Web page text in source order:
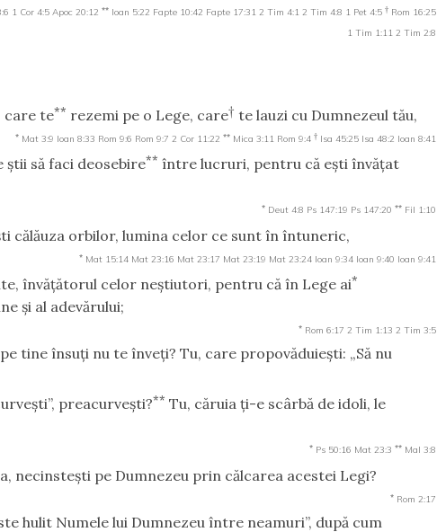
1 Cor 4:5 Apoc 20:12 ** Ioan 5:22 Fapte 10:42 Fapte 17:31 2 Tim 4:1 2 Tim 4:8 1 Pet 4:5 † Rom 16:25
1 Tim 1:11 2 Tim 2:8
care te** rezemi pe o Lege, care† te lauzi cu Dumnezeul tău,
* Mat 3:9 Ioan 8:33 Rom 9:6 Rom 9:7 2 Cor 11:22 ** Mica 3:11 Rom 9:4 † Isa 45:25 Isa 48:2 Ioan 8:41
ştii să faci deosebire** între lucruri, pentru că eşti învăţat
* Deut 4:8 Ps 147:19 Ps 147:20 ** Fil 1:10
călăuza orbilor, lumina celor ce sunt în întuneric,
* Mat 15:14 Mat 23:16 Mat 23:17 Mat 23:19 Mat 23:24 Ioan 9:34 Ioan 9:40 Ioan 9:41
învăţătorul celor neştiutori, pentru că în Lege ai*
şi al adevărului;
* Rom 6:17 2 Tim 1:13 2 Tim 3:5
tine însuţi nu te înveţi? Tu, care propovăduieşti: „Să nu
preacurveşti?** Tu, căruia ţi-e scârbă de idoli, le
* Ps 50:16 Mat 23:3 ** Mal 3:8
necinsteşti pe Dumnezeu prin călcarea acestei Legi?
* Rom 2:17
hulit Numele lui Dumnezeu între neamuri”, după cum